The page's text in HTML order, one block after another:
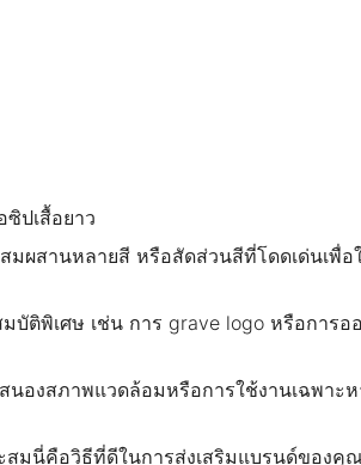
ปเสื้อยาว
มผสานหลายสี หรือสัดส่วนสีที่โดดเด่นเพื่อ
บัติพิเศษ เช่น การ grave logo หรือการอ
นองสภาพแวดล้อมหรือการใช้งานเฉพา
มนี่คือวิธีที่ดีในการส่งเสริมแบรนด์ของคุ